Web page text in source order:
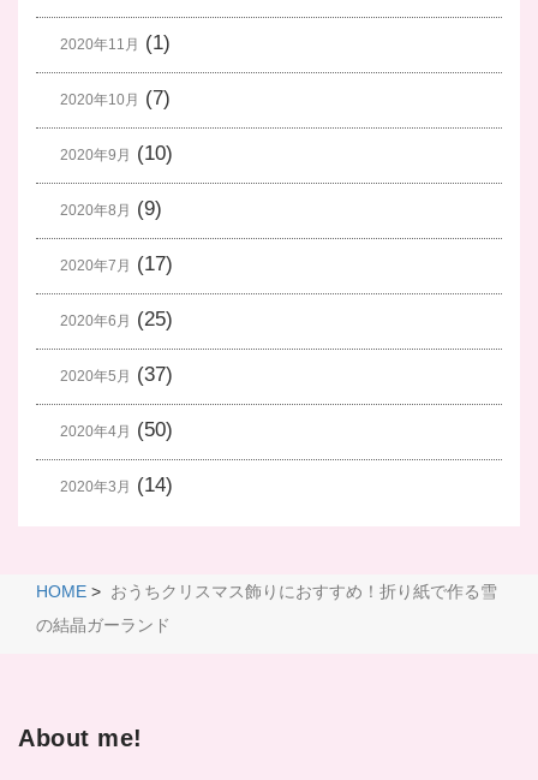
2020年11月 (1)
2020年10月 (7)
2020年9月 (10)
2020年8月 (9)
2020年7月 (17)
2020年6月 (25)
2020年5月 (37)
2020年4月 (50)
2020年3月 (14)
HOME > おうちクリスマス飾りにおすすめ！折り紙で作る雪
の結晶ガーランド
About me!